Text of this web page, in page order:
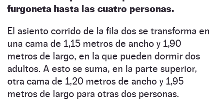
furgoneta hasta las cuatro personas.
El asiento corrido de la fila dos se transforma en
una cama de 1,15 metros de ancho y 1,90
metros de largo, en la que pueden dormir dos
adultos. A esto se suma, en la parte superior,
otra cama de 1,20 metros de ancho y 1,95
metros de largo para otras dos personas.